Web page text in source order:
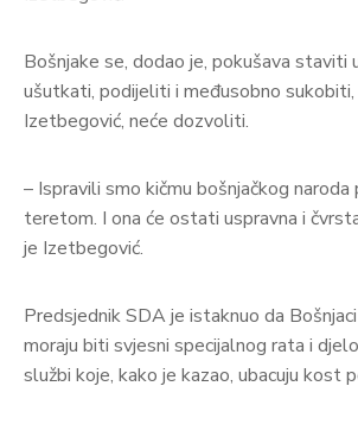
Bošnjake se, dodao je, pokušava staviti
ušutkati, podijeliti i međusobno
Izetbegović, neće dozvoliti.
– Ispravili smo kičmu bošnjačkog naroda
teretom. I ona će ostati uspravna i
je Izetbegović.
Predsjednik SDA je istaknuo da
moraju biti svjesni specijalnog rata i
službi koje, kako je kazao, ubacuju kost